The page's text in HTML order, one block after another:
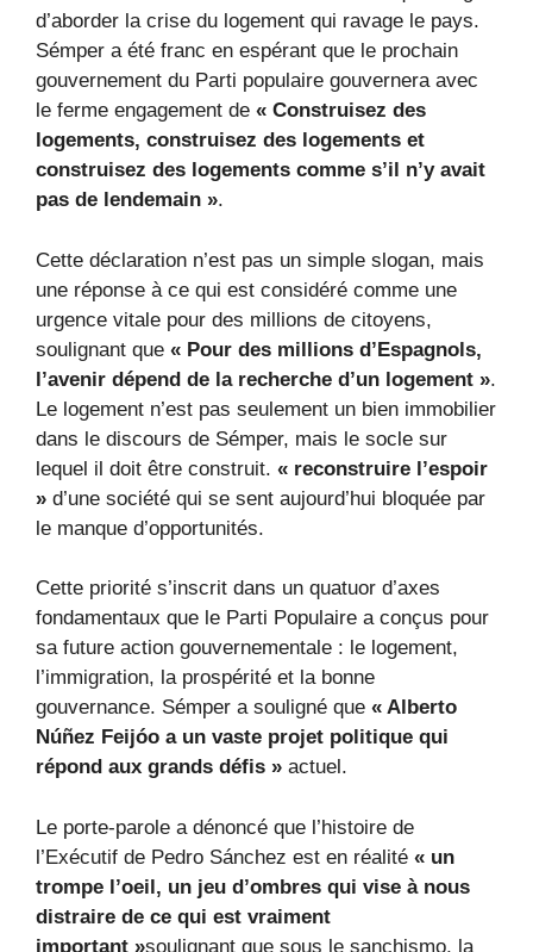
d’aborder la crise du logement qui ravage le pays.
Sémper a été franc en espérant que le prochain
gouvernement du Parti populaire gouvernera avec
le ferme engagement de « Construisez des
logements, construisez des logements et
construisez des logements comme s’il n’y avait
pas de lendemain ».
Cette déclaration n’est pas un simple slogan, mais
une réponse à ce qui est considéré comme une
urgence vitale pour des millions de citoyens,
soulignant que « Pour des millions d’Espagnols,
l’avenir dépend de la recherche d’un logement ».
Le logement n’est pas seulement un bien immobilier
dans le discours de Sémper, mais le socle sur
lequel il doit être construit. « reconstruire l’espoir
» d’une société qui se sent aujourd’hui bloquée par
le manque d’opportunités.
Cette priorité s’inscrit dans un quatuor d’axes
fondamentaux que le Parti Populaire a conçus pour
sa future action gouvernementale : le logement,
l’immigration, la prospérité et la bonne
gouvernance. Sémper a souligné que « Alberto
Núñez Feijóo a un vaste projet politique qui
répond aux grands défis » actuel.
Le porte-parole a dénoncé que l’histoire de
l’Exécutif de Pedro Sánchez est en réalité « un
trompe l’oeil, un jeu d’ombres qui vise à nous
distraire de ce qui est vraiment
important »soulignant que sous le sanchismo, la